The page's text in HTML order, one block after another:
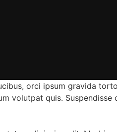
orci ipsum gravida
volutpat quis.